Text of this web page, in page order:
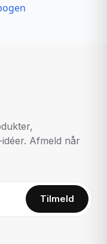
Afmeld når
Tilmeld